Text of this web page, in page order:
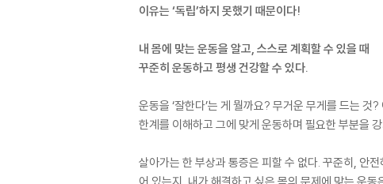
이유는 ‘독립’하지 못했기 때문이다!
내 몸에 맞는 운동을 알고, 스스로 계획할 수 있을 때
꾸준히 운동하고 평생 건강할 수 있다.
운동을 ‘잘한다’는 게 뭘까요? 무거운 무게를 드는
한계를 이해하고 그에 맞게 운동하며 필요한 부분을
살아가는 한 부상과 통증은 피할 수 없다. 꾸준히, 안